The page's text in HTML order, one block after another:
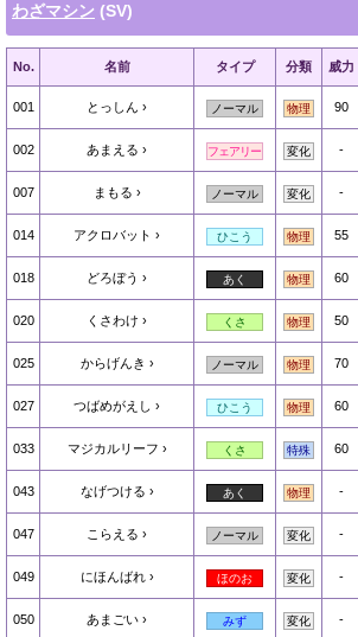
わざマシン (SV)
No. 名前 タイプ 分類 威力
001 とっしん ノーマル 物理 90
002 あまえる フェアリー 変化 -
007 まもる ノーマル 変化 -
014 アクロバット ひこう 物理 55
018 どろぼう あく 物理 60
020 くさわけ くさ 物理 50
025 からげんき ノーマル 物理 70
027 つばめがえし ひこう 物理 60
033 マジカルリーフ くさ 特殊 60
043 なげつける あく 物理 -
047 こらえる ノーマル 変化 -
049 にほんばれ ほのお 変化 -
050 あまごい みず 変化 -